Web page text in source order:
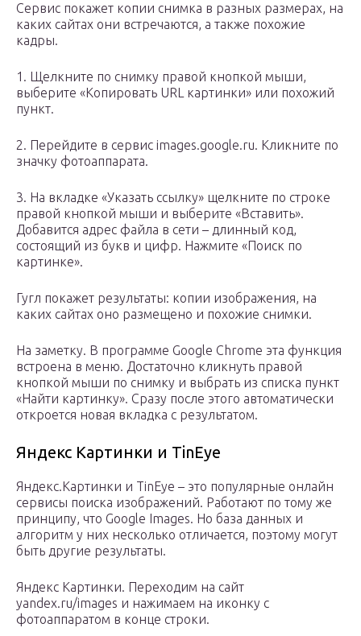
Сервис покажет копии снимка в разных размерах, на
каких сайтах они встречаются, а также похожие
кадры.
1. Щелкните по снимку правой кнопкой мыши,
выберите «Копировать URL картинки» или похожий
пункт.
2. Перейдите в сервис images.google.ru. Кликните по
значку фотоаппарата.
3. На вкладке «Указать ссылку» щелкните по строке
правой кнопкой мыши и выберите «Вставить».
Добавится адрес файла в сети – длинный код,
состоящий из букв и цифр. Нажмите «Поиск по
картинке».
Гугл покажет результаты: копии изображения, на
каких сайтах оно размещено и похожие снимки.
На заметку. В программе Google Chrome эта функция
встроена в меню. Достаточно кликнуть правой
кнопкой мыши по снимку и выбрать из списка пункт
«Найти картинку». Сразу после этого автоматически
откроется новая вкладка с результатом.
Яндекс Картинки и TinEye
Яндекс.Картинки и TinEye – это популярные онлайн
сервисы поиска изображений. Работают по тому же
принципу, что Google Images. Но база данных и
алгоритм у них несколько отличается, поэтому могут
быть другие результаты.
Яндекс Картинки. Переходим на сайт
yandex.ru/images и нажимаем на иконку с
фотоаппаратом в конце строки.